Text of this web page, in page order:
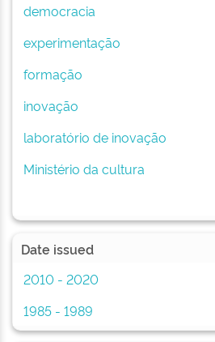
democracia
experimentação
formação
inovação
laboratório de inovação
Ministério da cultura
Date issued
2010 - 2020
1985 - 1989